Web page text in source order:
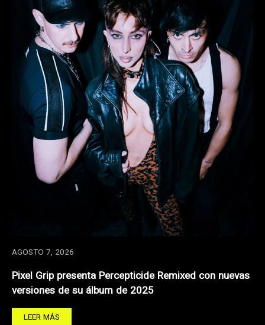
AGOSTO 7, 2026
Pixel Grip presenta Percepticide Remixed con nuevas
versiones de su álbum de 2025
LEER MÁS